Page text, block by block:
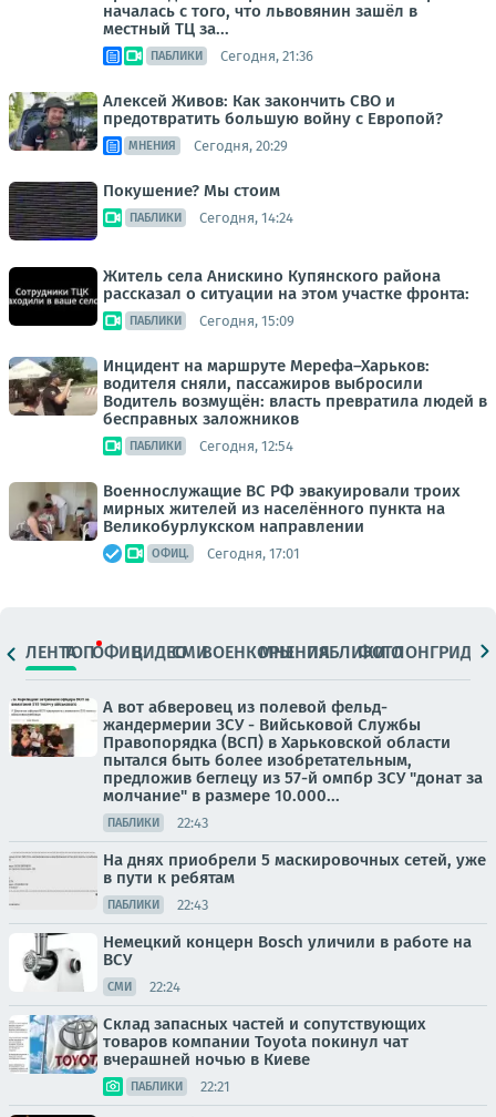
началась с того, что львовянин зашёл в
местный ТЦ за...
ПАБЛИКИ Сегодня, 21:36
Алексей Живов: Как закончить СВО и
предотвратить большую войну с Европой?
МНЕНИЯ Сегодня, 20:29
Покушение? Мы стоим
ПАБЛИКИ Сегодня, 14:24
Житель села Анискино Купянского района
рассказал о ситуации на этом участке фронта:
ПАБЛИКИ Сегодня, 15:09
Инцидент на маршруте Мерефа–Харьков:
водителя сняли, пассажиров выбросили
Водитель возмущён: власть превратила людей в
бесправных заложников
ПАБЛИКИ Сегодня, 12:54
Военнослужащие ВС РФ эвакуировали троих
мирных жителей из населённого пункта на
Великобурлукском направлении
ОФИЦ. Сегодня, 17:01
ЛЕНТАТОПОФИЦ.ВИДЕОСМИВОЕНКОРЫМНЕНИЯПАБЛИКИ
ФОТОЛОНГРИДЫ
А вот абверовец из полевой фельд-
жандермерии ЗСУ - Вийськовой Службы
Правопорядка (ВСП) в Харьковской области
пытался быть более изобретательным,
предложив беглецу из 57-й омпбр ЗСУ "донат за
молчание" в размере 10.000...
ПАБЛИКИ 22:43
На днях приобрели 5 маскировочных сетей, уже
в пути к ребятам
ПАБЛИКИ 22:43
Немецкий концерн Bosch уличили в работе на
ВСУ
СМИ 22:24
Склад запасных частей и сопутствующих
товаров компании Toyota покинул чат
вчерашней ночью в Киеве
ПАБЛИКИ 22:21